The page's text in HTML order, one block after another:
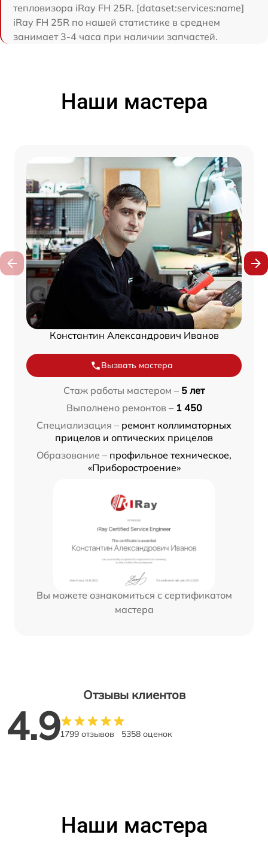
тепловизора iRay FH 25R. [dataset:services:name]
iRay FH 25R по нашей статистике в среднем
занимает 3-4 часа при наличии запчастей.
Наши мастера
Константин Александрович Иванов
Вызвать мастера
Стаж работы мастером – 5 лет
Выполнено ремонтов – 1 450
Специализация – ремонт коллиматорных
прицелов и оптических прицелов
Образование – профильное техническое,
«Приборостроение»
Вы можете ознакомиться с сертификатом
мастера
Отзывы клиентов
4.91799 отзывов 5358 оценок
Наши мастера